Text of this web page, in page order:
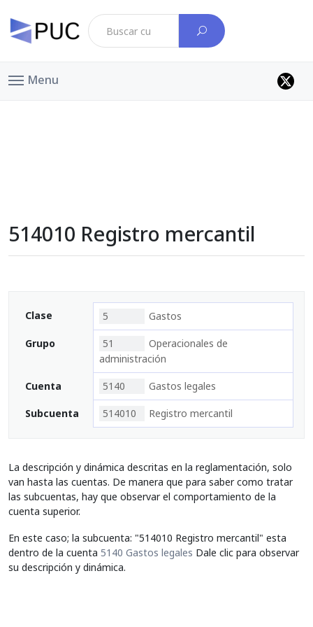
Menu
514010 Registro mercantil
Clase 5 Gastos
Grupo 51
Operacionales de
administración
Cuenta 5140 Gastos legales
Subcuenta 514010 Registro mercantil
La descripción y dinámica descritas en la reglamentación, solo
van hasta las cuentas. De manera que para saber como tratar
las subcuentas, hay que observar el comportamiento de la
cuenta superior.
En este caso; la subcuenta: "514010 Registro mercantil" esta
dentro de la cuenta 5140 Gastos legales Dale clic para observar
su descripción y dinámica.